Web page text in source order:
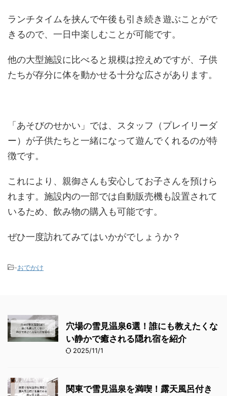
ランチタイムを挟んで午後も引き続き遊ぶことがで
きるので、一日中楽しむことが可能です。
他の大型施設に比べると規模は控えめですが、子供
たちが存分に体を動かせる十分な広さがあります。
「あそびのせかい」では、スタッフ（プレイリーダ
ー）が子供たちと一緒になって遊んでくれるのが特
徴です。
これにより、親御さんも安心してお子さんを預けら
れます。施設内の一部では自動販売機も設置されて
いるため、飲み物の購入も可能です。
ぜひ一度訪れてみてはいかがでしょうか？
-おでかけ
穴場の雪見温泉6選！誰にも教えたくな
い静かで癒される隠れ宿を紹介
2025/11/1
関東で雪見温泉を満喫！露天風呂付き